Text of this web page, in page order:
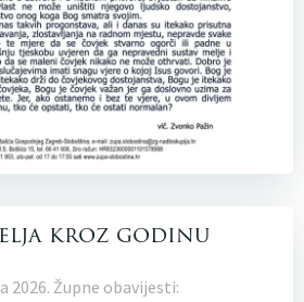
kroz godinu
2026. Župne obavijesti: